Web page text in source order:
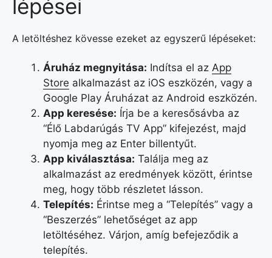
lépései
A letöltéshez kövesse ezeket az egyszerű lépéseket:
Áruház megnyitása: Indítsa el az App
Store alkalmazást az iOS eszközén, vagy a
Google Play Áruházat az Android eszközén.
App keresése: Írja be a keresősávba az
“Élő Labdarúgás TV App” kifejezést, majd
nyomja meg az Enter billentyűt.
App kiválasztása: Találja meg az
alkalmazást az eredmények között, érintse
meg, hogy több részletet lásson.
Telepítés: Érintse meg a “Telepítés” vagy a
“Beszerzés” lehetőséget az app
letöltéséhez. Várjon, amíg befejeződik a
telepítés.